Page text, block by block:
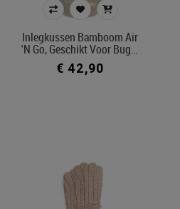
Inlegkussen Bamboom Air
'n Go, Geschikt Voor Bug…
€ 42,90